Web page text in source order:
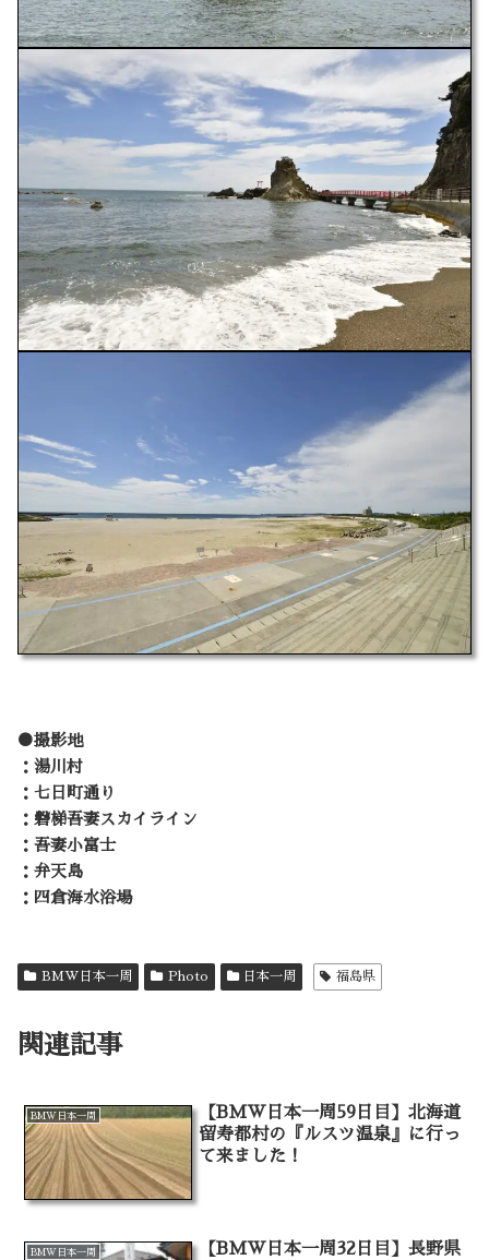
●撮影地
：湯川村
：七日町通り
：磐梯吾妻スカイライン
：吾妻小富士
：弁天島
：四倉海水浴場
BMW日本一周 Photo 日本一周 福島県
関連記事
BMW日本一周
【BMW日本一周59日目】北海道
留寿都村の『ルスツ温泉』に行っ
て来ました！
BMW日本一周
【BMW日本一周32日目】長野県